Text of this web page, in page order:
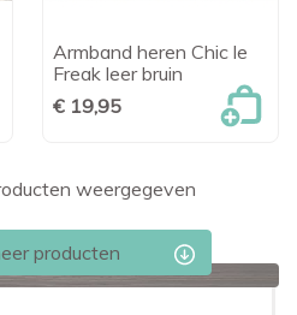
Armband heren Chic le
Freak leer bruin
€ 19,95
weergegeven
producten